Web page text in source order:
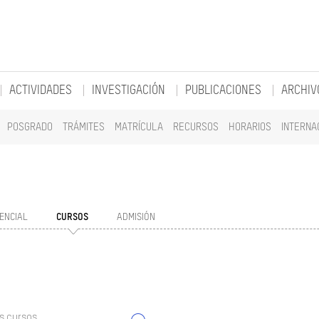
POSGRADO TRÁMITES MATRÍCULA RECURSOS HORARIOS
ACTIVIDADES INVESTIGACIÓN PUBLICACIONES
CURSOS ADMISIÓN